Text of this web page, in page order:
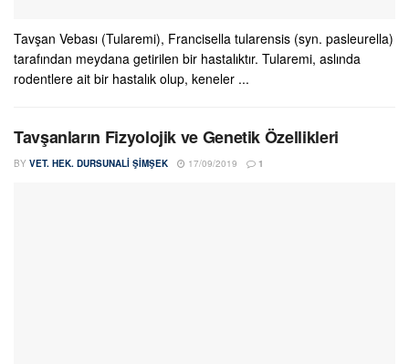
Tavşan Vebası (Tularemi), Francisella tularensis (syn. pasleurella)
tarafından meydana getirilen bir hastalıktır. Tularemi, aslında
rodentlere ait bir hastalık olup, keneler ...
Tavşanların Fizyolojik ve Genetik Özellikleri
BY VET. HEK. DURSUNALI ŞIMŞEK 17/09/2019 1